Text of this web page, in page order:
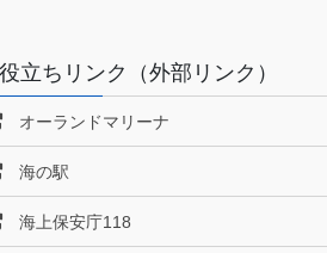
立ちリンク（外部リンク）
オーランドマリーナ
海の駅
海上保安庁118